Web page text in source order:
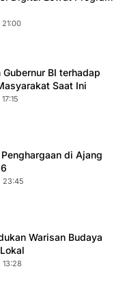
BI terhadap
Saat Ini
di Ajang
23:45
Warisan Budaya